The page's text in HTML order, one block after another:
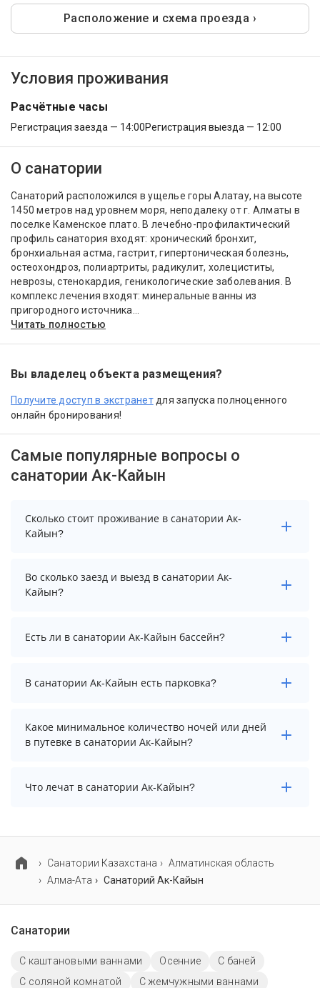
Расположение и схема проезда ›
Условия проживания
Расчётные часы
Регистрация заезда — 14:00Регистрация выезда — 12:00
О санатории
Санаторий расположился в ущелье горы Алатау, на высоте
1450 метров над уровнем моря, неподалеку от г. Алматы в
поселке Каменское плато. В лечебно-профилактический
профиль санатория входят: хронический бронхит,
бронхиальная астма, гастрит, гипертоническая болезнь,
остеохондроз, полиартриты, радикулит, холециститы,
неврозы, стенокардия, геникологические заболевания. В
комплекс лечения входят: минеральные ванны из
пригородного источника...
Читать полностью
Вы владелец объекта размещения?
Получите доступ в экстранетдля запуска полноценного
онлайн бронирования!
Самые популярные вопросы о
санатории Ак-Кайын
Сколько стоит проживание в санатории Ак-
Кайын?
Чтобы увидеть актуальные цены на проживание в
санатории Ак-Кайын, выберите нужные даты и
Во сколько заезд и выезд в санатории Ак-
Кайын?
Заезд возможен после 14:00, а выезд необходимо
осуществить до 12:00.
Есть ли в санатории Ак-Кайын бассейн?
В санатории Ак-Кайын есть крытый плавательный
В санатории Ак-Кайын есть парковка?
В санатории Ак-Кайын нет парковки.
Какое минимальное количество ночей или дней
в путевке в санатории Ак-Кайын?
Минимальный срок путевки зависит от выбранного
тарифа. Для тарифа с лечением рекомендуем
Что лечат в санатории Ак-Кайын?
гинекология.
Cанатории Казахстана
Алматинская область
Алма-Ата
Санаторий Ак-Кайын
Санатории
С каштановыми ваннами Осенние
С баней
С соляной комнатой
С жемчужными ваннами